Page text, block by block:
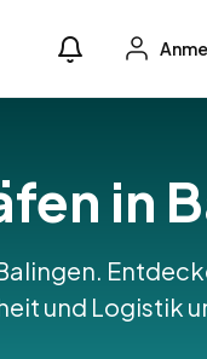
in
und Logistik